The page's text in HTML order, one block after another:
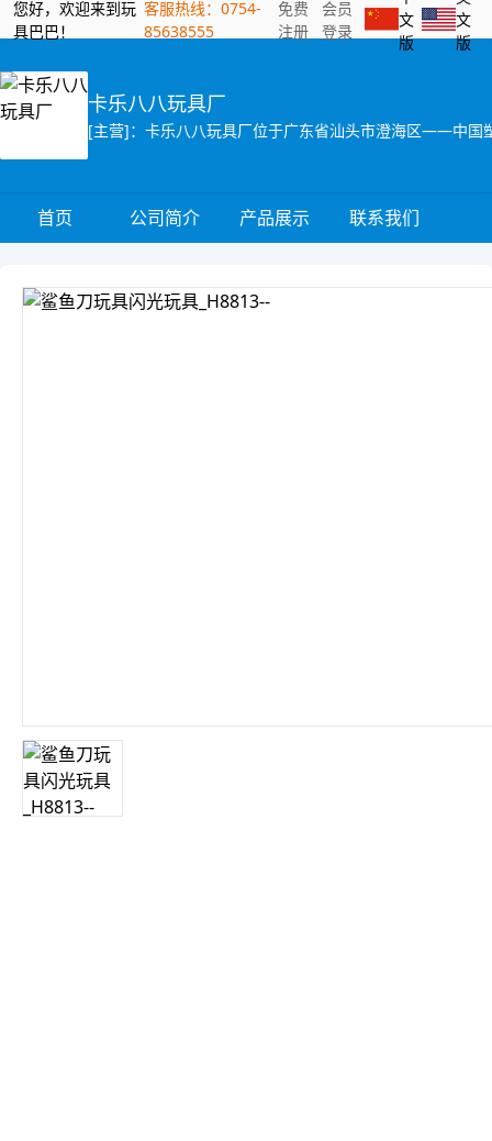
您好，欢迎来到玩
具巴巴！
客服热线：0754-
85638555
免费
注册
会员
登录
文
版
文
版
卡乐八八玩具厂
首页 公司简介 产品展示 联系我们